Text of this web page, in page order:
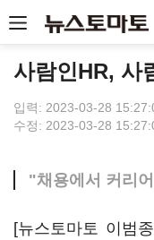
사람인HR, 사
입력: 2023-03-28
수정: 2023-03-28
"채용에서 커리
[뉴스토마토 이범